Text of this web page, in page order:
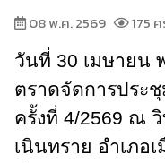
08 พ.ค. 2569 175
วันที่ 30 เมษายน
ตราดจัดการประ
ครั้งที่ 4/2569 ณ
เนินทราย อำเภอ